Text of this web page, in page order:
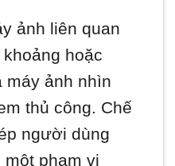
ảnh liên quan
hoặc
máy ảnh nhìn
thủ công. Chế
người dùng
phạm vi